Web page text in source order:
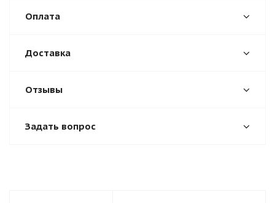
Оплата
Доставка
Отзывы
Задать вопрос